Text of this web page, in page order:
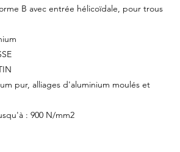
B avec entrée hélicoïdale, pour trous
pur, alliages d'aluminium moulés et
: 900 N/mm2